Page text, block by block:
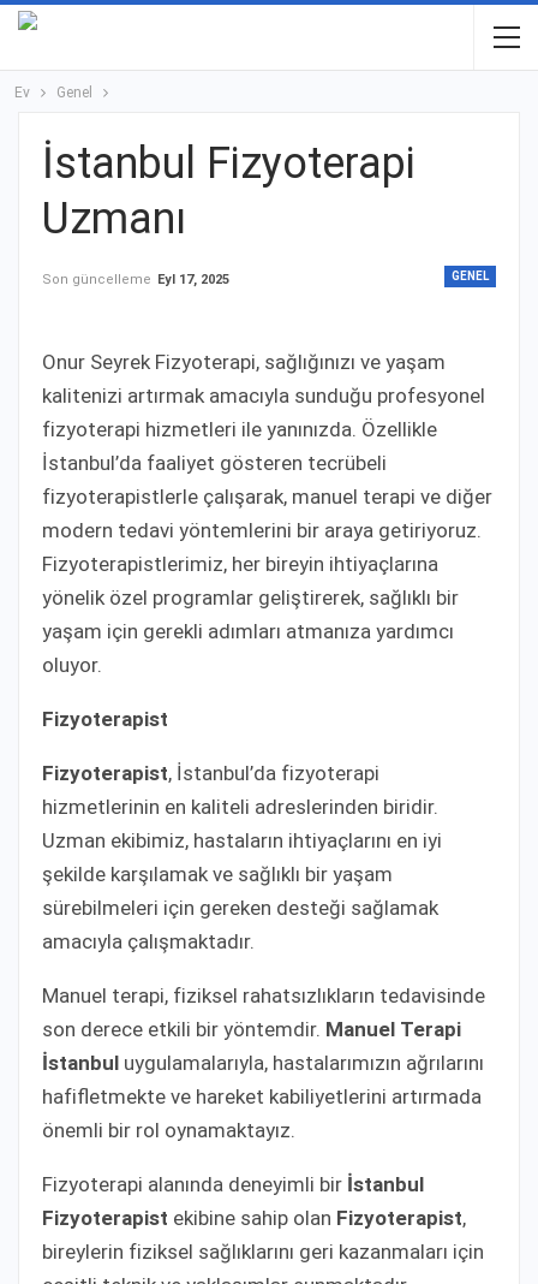
Ev Genel
İstanbul Fizyoterapi
Uzmanı
GENEL
Son güncelleme Eyl 17, 2025
Onur Seyrek Fizyoterapi, sağlığınızı ve yaşam
kalitenizi artırmak amacıyla sunduğu profesyonel
fizyoterapi hizmetleri ile yanınızda. Özellikle
İstanbul’da faaliyet gösteren tecrübeli
fizyoterapistlerle çalışarak, manuel terapi ve diğer
modern tedavi yöntemlerini bir araya getiriyoruz.
Fizyoterapistlerimiz, her bireyin ihtiyaçlarına
yönelik özel programlar geliştirerek, sağlıklı bir
yaşam için gerekli adımları atmanıza yardımcı
oluyor.
Fizyoterapist
Fizyoterapist, İstanbul’da fizyoterapi
hizmetlerinin en kaliteli adreslerinden biridir.
Uzman ekibimiz, hastaların ihtiyaçlarını en iyi
şekilde karşılamak ve sağlıklı bir yaşam
sürebilmeleri için gereken desteği sağlamak
amacıyla çalışmaktadır.
Manuel terapi, fiziksel rahatsızlıkların tedavisinde
son derece etkili bir yöntemdir. Manuel Terapi
İstanbul uygulamalarıyla, hastalarımızın ağrılarını
hafifletmekte ve hareket kabiliyetlerini artırmada
önemli bir rol oynamaktayız.
Fizyoterapi alanında deneyimli bir İstanbul
Fizyoterapist ekibine sahip olan Fizyoterapist,
bireylerin fiziksel sağlıklarını geri kazanmaları için